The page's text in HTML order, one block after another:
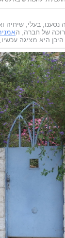
בעלי, שיחיה
של חברה, ה
היא מציגה